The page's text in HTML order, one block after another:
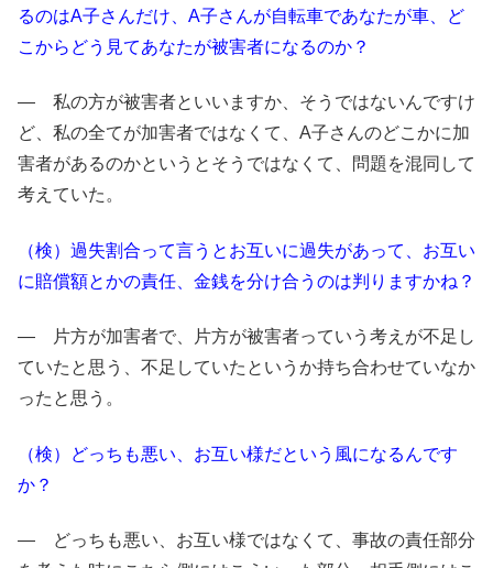
るのはA子さんだけ、A子さんが自転車であなたが車、ど
こからどう見てあなたが被害者になるのか？
― 私の方が被害者といいますか、そうではないんですけ
ど、私の全てが加害者ではなくて、A子さんのどこかに加
害者があるのかというとそうではなくて、問題を混同して
考えていた。
（検）過失割合って言うとお互いに過失があって、お互い
に賠償額とかの責任、金銭を分け合うのは判りますかね？
― 片方が加害者で、片方が被害者っていう考えが不足し
ていたと思う、不足していたというか持ち合わせていなか
ったと思う。
（検）どっちも悪い、お互い様だという風になるんです
か？
― どっちも悪い、お互い様ではなくて、事故の責任部分